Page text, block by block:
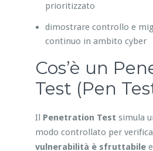
prioritizzato
dimostrare controllo e
continuo in ambito cyber
Cos’è un
Test (Pen
Il Penetration Test simula
modo controllato per
vulnerabilità è sfruttabilee